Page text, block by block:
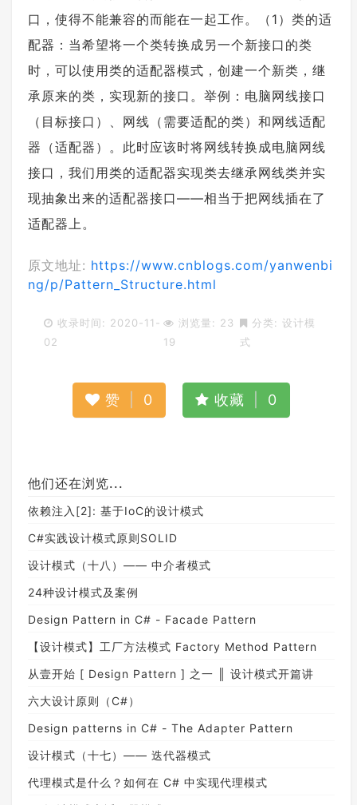
口，使得不能兼容的而能在一起工作。（1）类的适
配器：当希望将一个类转换成另一个新接口的类
时，可以使用类的适配器模式，创建一个新类，继
承原来的类，实现新的接口。举例：电脑网线接口
（目标接口）、网线（需要适配的类）和网线适配
器（适配器）。此时应该时将网线转换成电脑网线
接口，我们用类的适配器实现类去继承网线类并实
现抽象出来的适配器接口——相当于把网线插在了
适配器上。
原文地址: https://www.cnblogs.com/yanwenbi
ng/p/Pattern_Structure.html
收录时间: 2020-11-
02
浏览量: 23
19
分类:
设计模
式
赞 0 收藏 0
他们还在浏览...
依赖注入[2]: 基于IoC的设计模式
C#实践设计模式原则SOLID
设计模式（十八）—— 中介者模式
24种设计模式及案例
Design Pattern in C# - Facade Pattern
【设计模式】工厂方法模式 Factory Method Pattern
从壹开始 [ Design Pattern ] 之一 ║ 设计模式开篇讲
六大设计原则（C#）
Design patterns in C# - The Adapter Pattern
设计模式（十七）—— 迭代器模式
代理模式是什么？如何在 C# 中实现代理模式